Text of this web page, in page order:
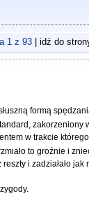
1z 93| idź do
formą
zakorzeniony
w trakcie
to groźnie i
i zadziałało jak